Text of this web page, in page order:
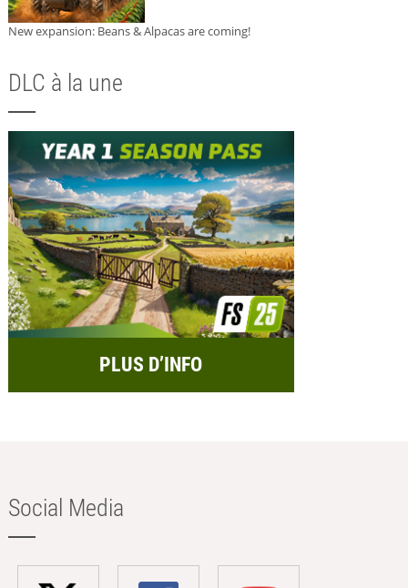
New expansion: Beans & Alpacas are coming!
DLC à la une
PLUS D’INFO
Social Media